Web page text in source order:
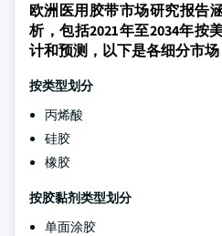
欧洲医用胶带市场研究报告
析，包括2021年至2034年按
计和预测，以下是各细分市场
按类型划分
丙烯酸
硅胶
橡胶
按胶黏剂类型划分
单面涂胶